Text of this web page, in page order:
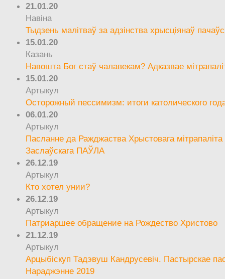
21.01.20
Навіна
Тыдзень малітваў за адзінства хрысціянаў
15.01.20
Казань
Навошта Бог стаў чалавекам? Адказвае
15.01.20
Артыкул
Осторожный пессимизм: итоги католического
06.01.20
Артыкул
Пасланне да Ражджаства Хрыстовага мітрапаліта
Заслаўскага ПАЎЛА
26.12.19
Артыкул
Кто хотел унии?
26.12.19
Артыкул
Патриаршее обращение на Рождество Христово
21.12.19
Артыкул
Арцыбіскуп Тадэвуш Кандрусевіч. Пастырскае
Нараджэнне 2019